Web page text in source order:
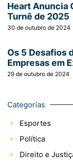
Heart Anuncia
Turnê de 2025
30 de outubro de 2024
Os 5 Desafios
Empresas em
29 de outubro de 2024
Categorias
Esportes
Política
Direito e